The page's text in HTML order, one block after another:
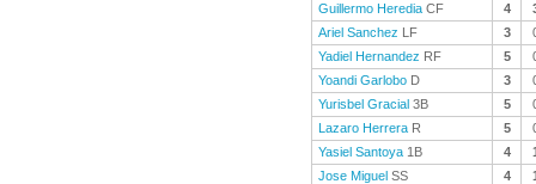
Guillermo Heredia CF 4
Ariel Sanchez LF 3
Yadiel Hernandez RF 5
Yoandi Garlobo D 3
Yurisbel Gracial 3B 5
Lazaro Herrera R 5
Yasiel Santoya 1B 4
Jose Miguel SS 4